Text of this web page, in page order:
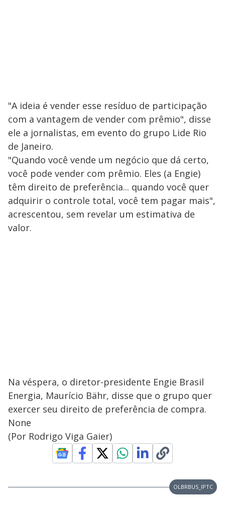
"A ideia é vender esse resíduo de participação
com a vantagem de vender com prêmio", disse
ele a jornalistas, em evento do grupo Lide Rio
de Janeiro.
"Quando você vende um negócio que dá certo,
você pode vender com prêmio. Eles (a Engie)
têm direito de preferência... quando você quer
adquirir o controle total, você tem pagar mais",
acrescentou, sem revelar um estimativa de
valor.
Na véspera, o diretor-presidente Engie Brasil
Energia, Maurício Bähr, disse que o grupo quer
exercer seu direito de preferência de compra.
None
(Por Rodrigo Viga Gaier)
OLBRBUS_IPTC